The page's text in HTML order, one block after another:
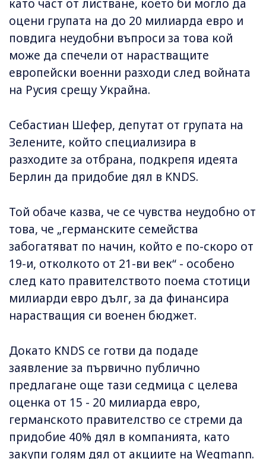
като част от листване, което би могло да
оцени групата на до 20 милиарда евро и
повдига неудобни въпроси за това кой
може да спечели от нарастващите
европейски военни разходи след войната
на Русия срещу Украйна.
Себастиан Шефер, депутат от групата на
Зелените, който специализира в
разходите за отбрана, подкрепя идеята
Берлин да придобие дял в KNDS.
Той обаче казва, че се чувства неудобно от
това, че „германските семейства
забогатяват по начин, който е по-скоро от
19-и, отколкото от 21-ви век“ - особено
след като правителството поема стотици
милиарди евро дълг, за да финансира
нарастващия си военен бюджет.
Докато KNDS се готви да подаде
заявление за първично публично
предлагане още тази седмица с целева
оценка от 15 - 20 милиарда евро,
германското правителство се стреми да
придобие 40% дял в компанията, като
закупи голям дял от акциите на Wegmann.